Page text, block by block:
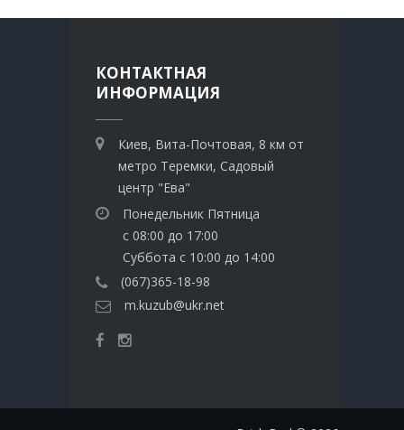
КОНТАКТНАЯ
ИНФОРМАЦИЯ
Киев, Вита-Почтовая, 8 км от
метро Теремки, Садовый
центр "Ева"
Понедельник Пятница
с 08:00 до 17:00
Суббота с 10:00 до 14:00
(067)365-18-98
m.kuzub@ukr.net